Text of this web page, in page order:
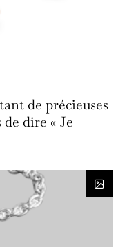
de précieuses
dire « Je